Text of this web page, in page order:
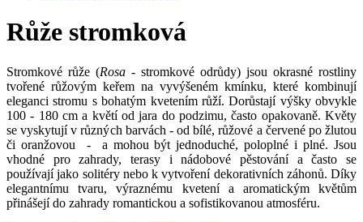
Růže stromková
Stromkové růže (Rosa - stromkové odrůdy) jsou okrasné rostliny
tvořené růžovým keřem na vyvýšeném kmínku, které kombinují
eleganci stromu s bohatým kvetením růží. Dorůstají výšky obvykle
100 - 180 cm a květí od jara do podzimu, často opakovaně. Květy
se vyskytují v různých barvách - od bílé, růžové a červené po žlutou
či oranžovou - a mohou být jednoduché, poloplné i plné. Jsou
vhodné pro zahrady, terasy i nádobové pěstování a často se
používají jako solitéry nebo k vytvoření dekorativních záhonů. Díky
elegantnímu tvaru, výraznému kvetení a aromatickým květům
přinášejí do zahrady romantickou a sofistikovanou atmosféru.